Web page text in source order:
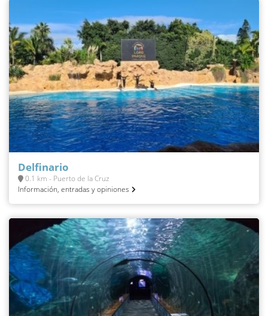
Delfinario
0.1 km - Puerto de la Cruz
Información, entradas y opiniones